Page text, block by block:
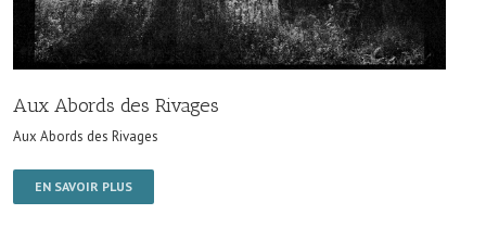
Aux Abords des Rivages
Aux Abords des Rivages
EN SAVOIR PLUS